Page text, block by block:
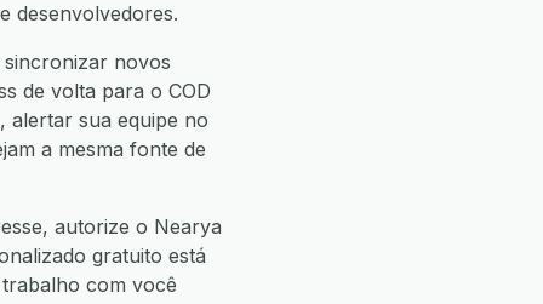
desenvolvedores.
sincronizar novos
de volta para o COD
alertar sua equipe no
a mesma fonte de
autorize o Nearya
gratuito está
com você